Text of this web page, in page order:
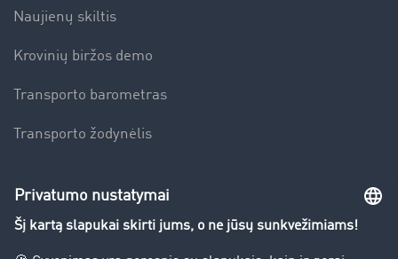
Naujienų skiltis
Krovinių biržos demo
Transporto barometras
Transporto žodynėlis
Įmonė
Sėkmės istorijos